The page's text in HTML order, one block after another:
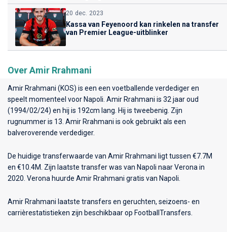
20 dec. 2023
Kassa van Feyenoord kan rinkelen na transfer
van Premier League-uitblinker
Over Amir Rrahmani
Amir Rrahmani (KOS) is een een voetballende verdediger en
speelt momenteel voor Napoli . Amir Rrahmani is 32 jaar oud
(1994/02/24) en hij is 192cm lang. Hij is tweebenig. Zijn
rugnummer is 13. Amir Rrahmani is ook gebruikt als een
balveroverende verdediger.
De huidige transferwaarde van Amir Rrahmani ligt tussen €7.7M
en €10.4M. Zijn laatste transfer was van Napoli naar Verona in
2020. Verona huurde Amir Rrahmani gratis van Napoli.
Amir Rrahmani laatste transfers en geruchten, seizoens- en
carrièrestatistieken zijn beschikbaar op FootballTransfers.